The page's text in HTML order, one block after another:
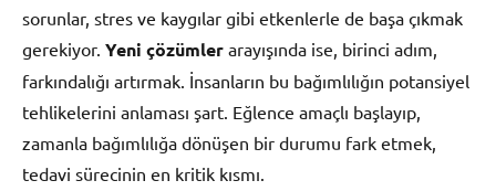
sorunlar, stres ve kaygılar gibi etkenlerle de başa çıkmak
gerekiyor. Yeni çözümler arayışında ise, birinci adım,
farkındalığı artırmak. İnsanların bu bağımlılığın potansiyel
tehlikelerini anlaması şart. Eğlence amaçlı başlayıp,
zamanla bağımlılığa dönüşen bir durumu fark etmek,
tedavi sürecinin en kritik kısmı.